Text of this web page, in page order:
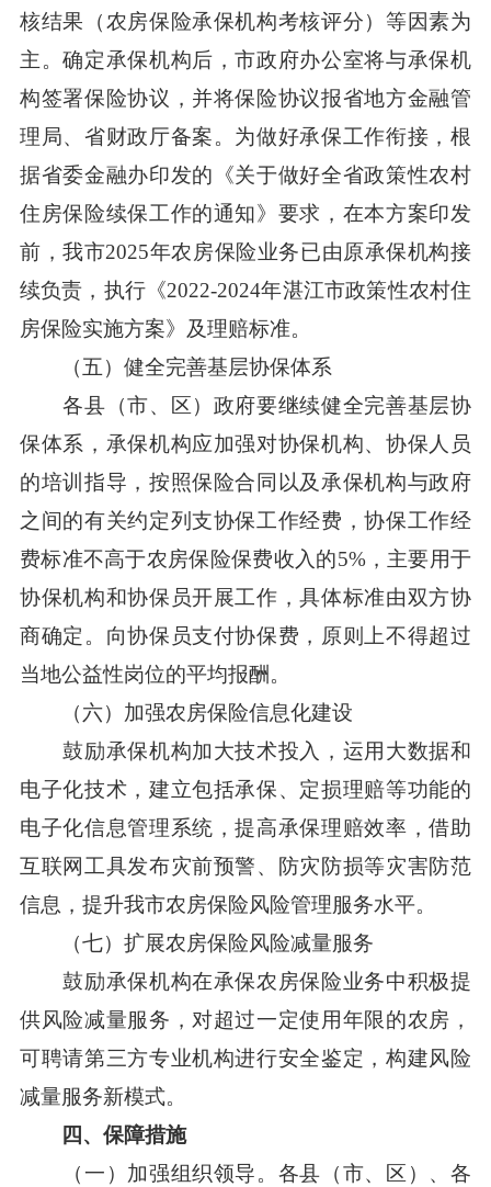
核结果（农房保险承保机构考核评分）等因素为
主。确定承保机构后，市政府办公室将与承保机
构签署保险协议，并将保险协议报省地方金融管
理局、省财政厅备案。为做好承保工作衔接，根
据省委金融办印发的《关于做好全省政策性农村
住房保险续保工作的通知》要求，在本方案印发
前，我市2025年农房保险业务已由原承保机构接
续负责，执行《2022-2024年湛江市政策性农村住
房保险实施方案》及理赔标准。
（五）健全完善基层协保体系
各县（市、区）政府要继续健全完善基层协
保体系，承保机构应加强对协保机构、协保人员
的培训指导，按照保险合同以及承保机构与政府
之间的有关约定列支协保工作经费，协保工作经
费标准不高于农房保险保费收入的5%，主要用于
协保机构和协保员开展工作，具体标准由双方协
商确定。向协保员支付协保费，原则上不得超过
当地公益性岗位的平均报酬。
（六）加强农房保险信息化建设
鼓励承保机构加大技术投入，运用大数据和
电子化技术，建立包括承保、定损理赔等功能的
电子化信息管理系统，提高承保理赔效率，借助
互联网工具发布灾前预警、防灾防损等灾害防范
信息，提升我市农房保险风险管理服务水平。
（七）扩展农房保险风险减量服务
鼓励承保机构在承保农房保险业务中积极提
供风险减量服务，对超过一定使用年限的农房，
可聘请第三方专业机构进行安全鉴定，构建风险
减量服务新模式。
四、保障措施
（一）加强组织领导。各县（市、区）、各